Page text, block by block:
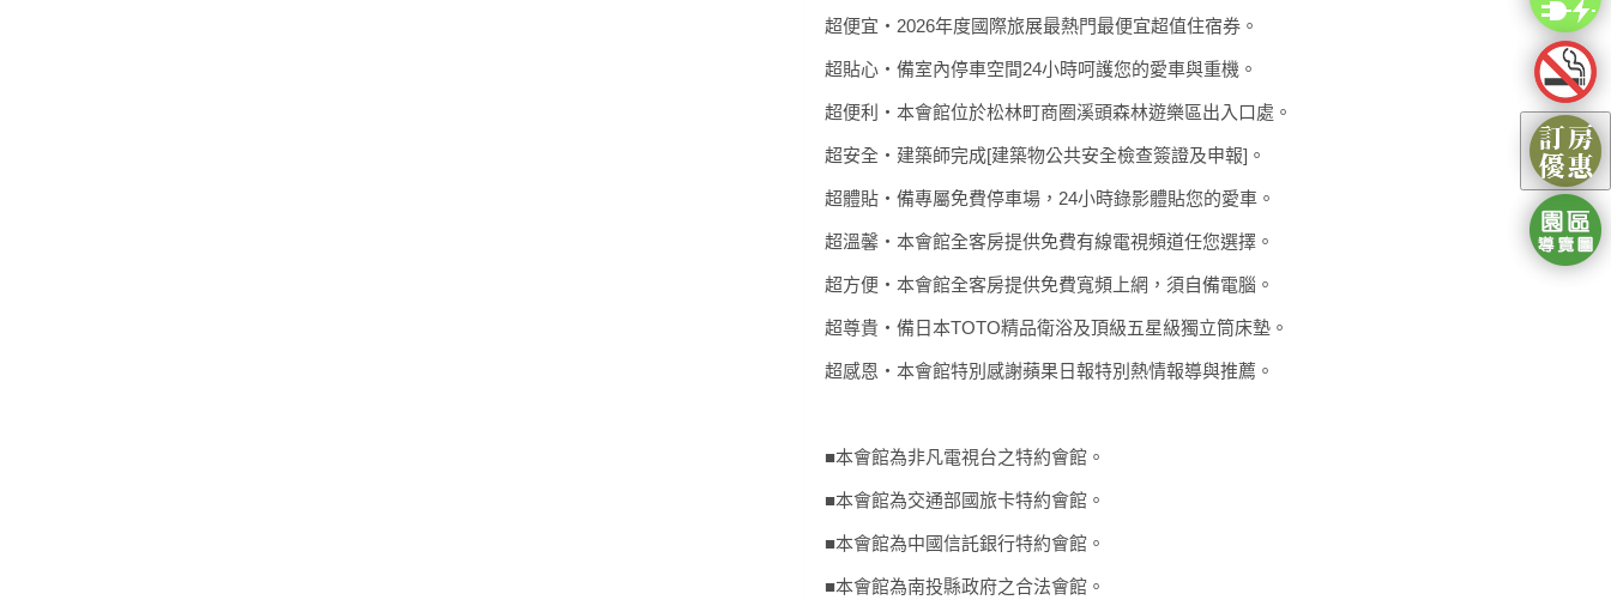
超便宜‧2026年度國際旅展最熱門最便宜超值住宿券。
超貼心‧備室內停車空間24小時呵護您的愛車與重機。
超便利‧本會館位於松林町商圈溪頭森林遊樂區出入口處。
超安全‧建築師完成[建築物公共安全檢查簽證及申報]。
超體貼‧備專屬免費停車場，24小時錄影體貼您的愛車。
超溫馨‧本會館全客房提供免費有線電視頻道任您選擇。
超方便‧本會館全客房提供免費寬頻上網，須自備電腦。
超尊貴‧備日本TOTO精品衛浴及頂級五星級獨立筒床墊。
超感恩‧本會館特別感謝蘋果日報特別熱情報導與推薦。
■本會館為非凡電視台之特約會館。
■本會館為交通部國旅卡特約會館。
■本會館為中國信託銀行特約會館。
■本會館為南投縣政府之合法會館。